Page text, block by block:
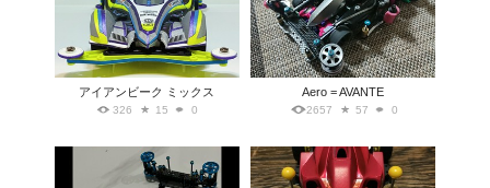
アイアンビーク ミックス
326 15 0
Aero = AVANTE
2657 57 0